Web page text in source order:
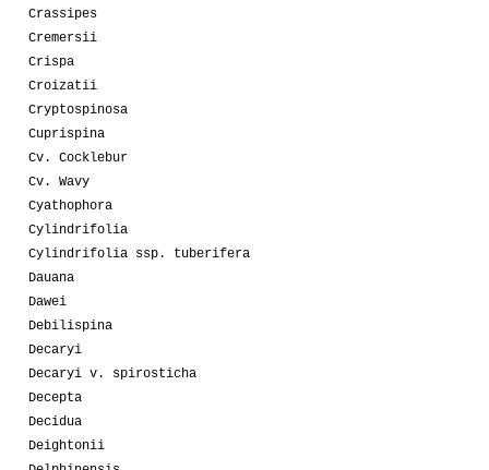
Crassipes
Cremersii
Crispa
Croizatii
Cryptospinosa
Cuprispina
Cv. Cocklebur
Cv. Wavy
Cyathophora
Cylindrifolia
Cylindrifolia ssp. tuberifera
Dauana
Dawei
Debilispina
Decaryi
Decaryi v. spirosticha
Decepta
Decidua
Deightonii